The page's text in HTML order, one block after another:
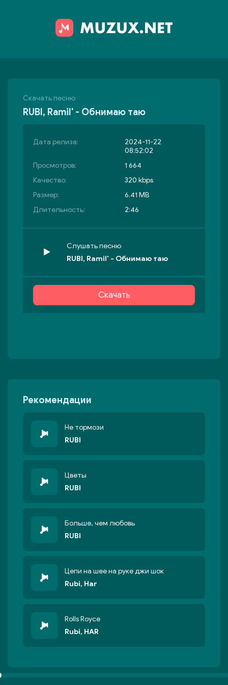
Скачать песню
RUBI, Ramil' - Обнимаю таю
Дата релиза:
2024-11-22
08:52:02
Просмотров:
1 664
Качество:
320 kbps
Размер:
6.41 MB
Длительность:
2:46
Слушать песню
RUBI, Ramil' - Обнимаю таю
Скачать
Рекомендации
Не тормози
RUBI
Цветы
RUBI
Больше, чем любовь
RUBI
Цепи на шее на руке джи шок
Rubi, Har
Rolls Royce
Rubi, HAR